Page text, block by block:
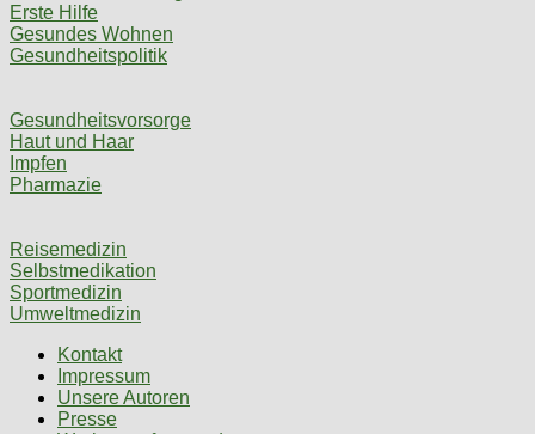
Erste Hilfe
Gesundes Wohnen
Gesundheitspolitik
Gesundheitsvorsorge
Haut und Haar
Impfen
Pharmazie
Reisemedizin
Selbstmedikation
Sportmedizin
Umweltmedizin
Kontakt
Impressum
Unsere Autoren
Presse